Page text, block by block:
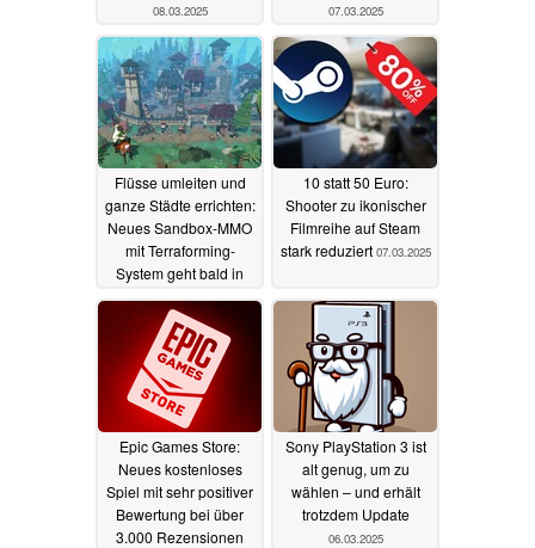
08.03.2025 07.03.2025
Flüsse umleiten und
ganze Städte errichten:
Neues Sandbox-MMO
mit Terraforming-
System geht bald in
07.03.2025
10 statt 50 Euro:
Shooter zu ikonischer
Filmreihe auf Steam
stark reduziert 07.03.2025
Epic Games Store:
Neues kostenloses
Spiel mit sehr positiver
Bewertung bei über
3.000 Rezensionen
Sony PlayStation 3 ist
alt genug, um zu
wählen – und erhält
trotzdem Update
06.03.2025